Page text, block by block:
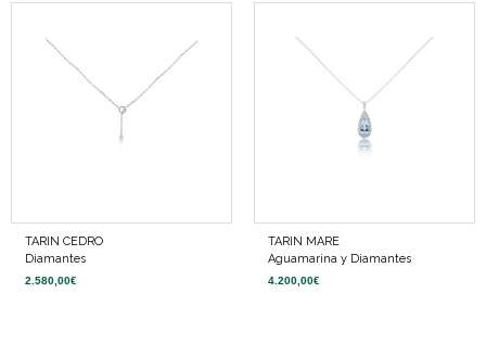
TARIN CEDRO
Diamantes
2.580,00€
TARIN MARE
Aguamarina y Diamantes
4.200,00€